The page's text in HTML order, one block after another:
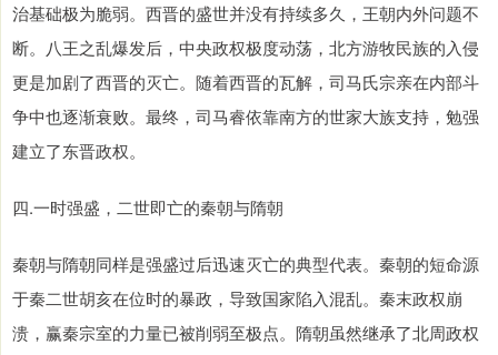
治基础极为脆弱。西晋的盛世并没有持续多久，王朝内外问题不
断。八王之乱爆发后，中央政权极度动荡，北方游牧民族的入侵
更是加剧了西晋的灭亡。随着西晋的瓦解，司马氏宗亲在内部斗
争中也逐渐衰败。最终，司马睿依靠南方的世家大族支持，勉强
建立了东晋政权。
四.一时强盛，二世即亡的秦朝与隋朝
秦朝与隋朝同样是强盛过后迅速灭亡的典型代表。秦朝的短命源
于秦二世胡亥在位时的暴政，导致国家陷入混乱。秦末政权崩
溃，赢秦宗室的力量已被削弱至极点。隋朝虽然继承了北周政权